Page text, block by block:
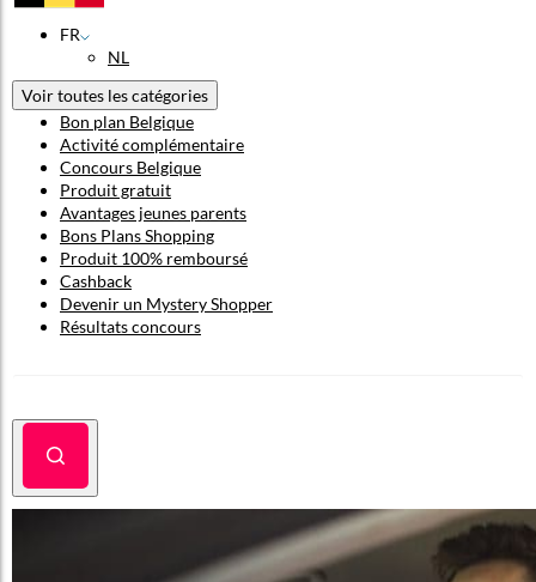
FR
NL
Voir toutes les catégories
Bon plan Belgique
Activité complémentaire
Concours Belgique
Produit gratuit
Avantages jeunes parents
Bons Plans Shopping
Produit 100% remboursé
Cashback
Devenir un Mystery Shopper
Résultats concours